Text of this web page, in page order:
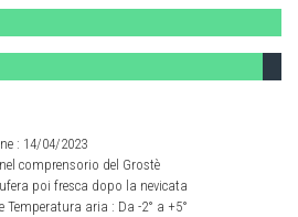
: 14/04/2023
comprensorio del Grostè
poi fresca dopo la nevicata
Temperatura aria : Da -2° a +5°